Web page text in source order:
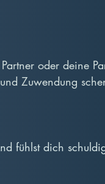
oder deine
Zuwendung
fühlst dich